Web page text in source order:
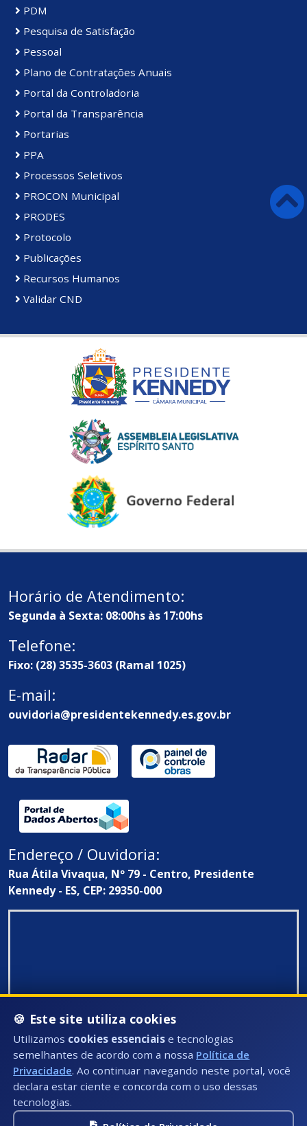
PDM
Pesquisa de Satisfação
Pessoal
Plano de Contratações Anuais
Portal da Controladoria
Portal da Transparência
Portarias
PPA
Processos Seletivos
PROCON Municipal
PRODES
Protocolo
Publicações
Recursos Humanos
Validar CND
Horário de Atendimento:
Segunda à Sexta: 08:00hs às 17:00hs
Telefone:
Fixo: (28) 3535-3603 (Ramal 1025)
E-mail:
ouvidoria@presidentekennedy.es.gov.br
Endereço / Ouvidoria:
Rua Átila Vivaqua, Nº 79 - Centro, Presidente
Kennedy - ES, CEP: 29350-000
🍪 Este site utiliza cookies
Utilizamos cookies essenciais e tecnologias
semelhantes de acordo com a nossa Política de
Privacidade. Ao continuar navegando neste portal, você
declara estar ciente e concorda com o uso dessas
tecnologias.